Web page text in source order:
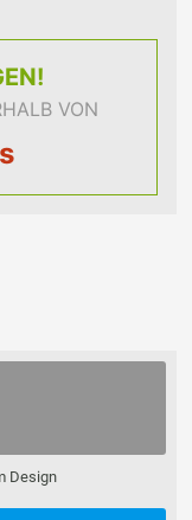
VON
Design